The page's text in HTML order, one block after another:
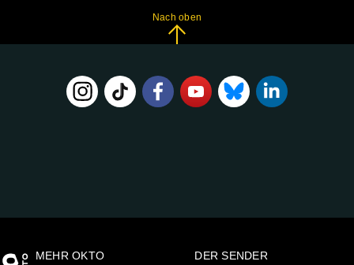
Nach oben
MEHR OKTO DER SENDER